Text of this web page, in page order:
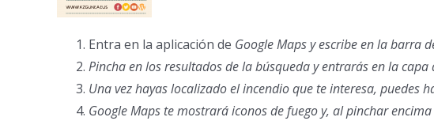
Entra en la aplicación de Google Maps y escribe en la barra
Pincha en los resultados de la búsqueda y entrarás en la
Una vez hayas localizado el incendio que te interesa, puedes
Google Maps te mostrará iconos de fuego y, al pinchar